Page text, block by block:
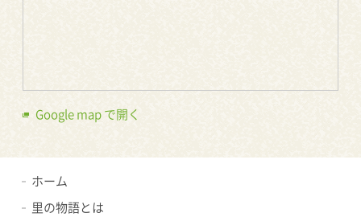
Google map で開く
ホーム
里の物語とは